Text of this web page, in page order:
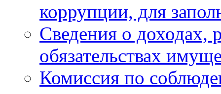
коррупции, для
Сведения о доходах,
обязательствах
Комиссия по